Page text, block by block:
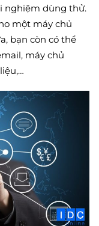
nghiệm dùng thử.
một máy chủ
bạn còn có thể
máy chủ